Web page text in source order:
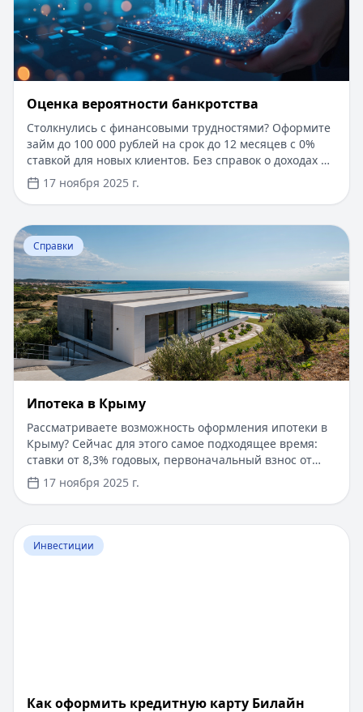
Оценка вероятности банкротства
Столкнулись с финансовыми трудностями? Оформите
займ до 100 000 рублей на срок до 12 месяцев с 0%
ставкой для новых клиентов. Без справок о доходах и
документов — решение за 5 минут. Получите деньги
быстро и прозрачно через проверенные сервисы.
17 ноября 2025 г.
Перейти к статье:
Справки
Ипотека в Крыму
Рассматриваете возможность оформления ипотеки в
Крыму? Сейчас для этого самое подходящее время:
ставки от 8,3% годовых, первоначальный взнос от
15%, срок рассмотрения заявки — от 1 дня. Доступны
программы господдержки с пониженной ставкой от
6%. Одобрение без подтверждения дохода справкой
2-НДФЛ, достаточно выписки по счету. Срок
кредитования — до 30 лет.
17 ноября 2025 г.
Перейти к статье: ​Как оформить кредитную карту
Инвестиции
​Как оформить кредитную карту Билайн